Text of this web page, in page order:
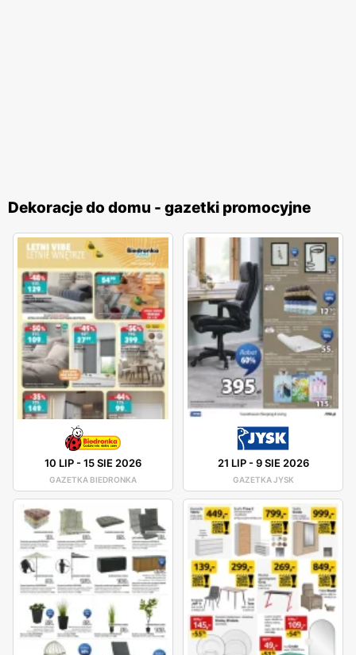
Dekoracje do domu - gazetki promocyjne
10 LIP-15 SIE 2026
GAZETKA BIEDRONKA
21 LIP-9 SIE 2026
GAZETKA JYSK